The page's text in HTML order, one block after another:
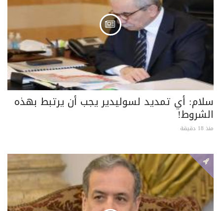
سلام: أي تمديد لسوليدير يجب أن يرتبط بهذه
الشروط!
منذ 18 دقيقة